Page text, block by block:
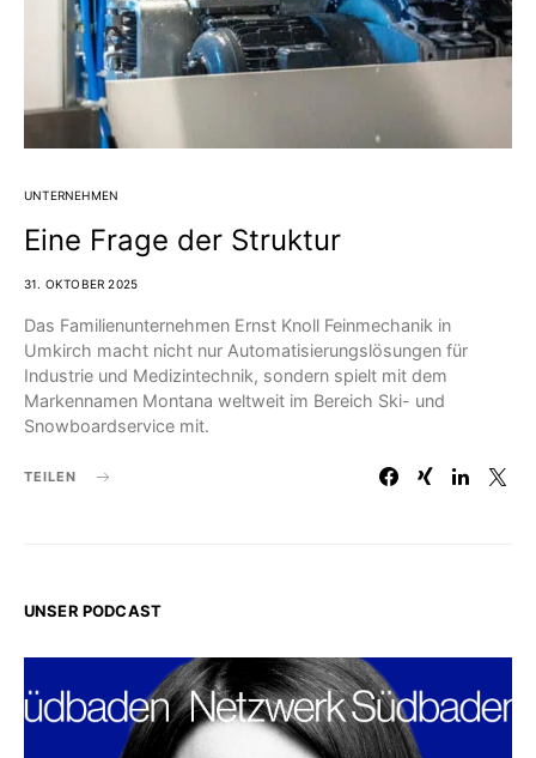
UNTERNEHMEN
Eine Frage der Struktur
31. OKTOBER 2025
Das Familienunternehmen Ernst Knoll Feinmechanik in
Umkirch macht nicht nur Automatisierungslösungen für
Industrie und Medizintechnik, sondern spielt mit dem
Markennamen Montana weltweit im Bereich Ski- und
Snowboardservice mit.
TEILEN
UNSER PODCAST